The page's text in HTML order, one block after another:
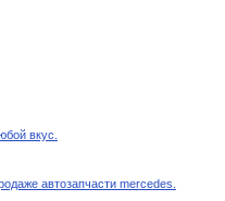
вкус.
автозапчасти mercedes.